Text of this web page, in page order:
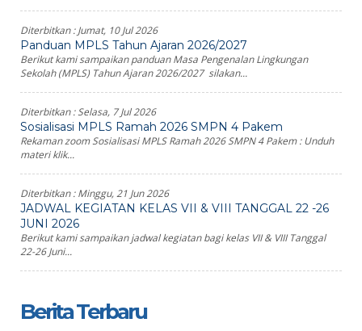
Diterbitkan :Jumat, 10 Jul 2026
Panduan MPLS Tahun Ajaran 2026/2027
Berikut kami sampaikan panduan Masa Pengenalan Lingkungan
Sekolah (MPLS) Tahun Ajaran 2026/2027 silakan...
Diterbitkan :Selasa, 7 Jul 2026
Sosialisasi MPLS Ramah 2026 SMPN 4 Pakem
Rekaman zoom Sosialisasi MPLS Ramah 2026 SMPN 4 Pakem : Unduh
materi klik...
Diterbitkan :Minggu, 21 Jun 2026
JADWAL KEGIATAN KELAS VII & VIII TANGGAL 22 -26
JUNI 2026
Berikut kami sampaikan jadwal kegiatan bagi kelas VII & VIII Tanggal
22-26 Juni...
Berita Terbaru